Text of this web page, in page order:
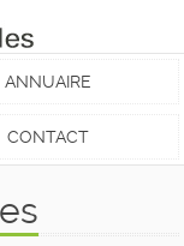
ANNUAIRE
CONTACT